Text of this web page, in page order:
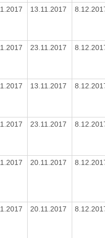
13.11.2017
23.11.2017
13.11.2017
23.11.2017
20.11.2017
20.11.2017